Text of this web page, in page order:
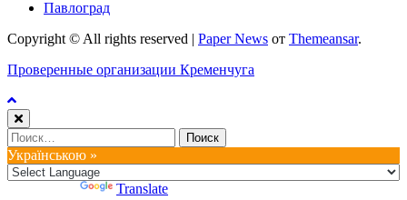
Павлоград
Copyright © All rights reserved | Paper News от Themeansar.
Проверенные организации Кременчуга
Найти:
Українською »
Translate